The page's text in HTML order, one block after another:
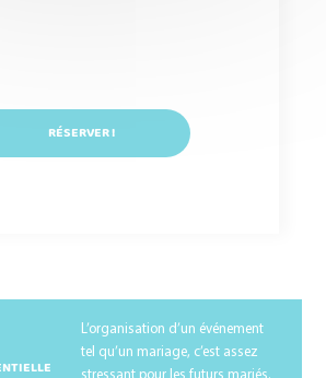
RÉSERVER !
L’organisation d’un événement
tel qu’un mariage, c’est assez
stressant pour les futurs mariés.